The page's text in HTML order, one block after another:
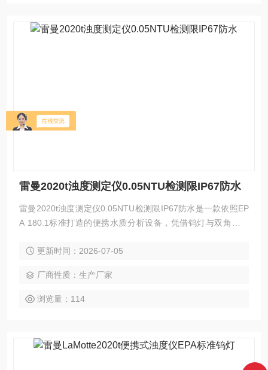
雷曼2020t浊度测定仪0.05NTU检测限IP67防水
雷曼2020t浊度测定仪0.05NTU检测限IP67防水是一款依照EP
A 180.1标准打造的便携水质分析设备，凭借钨灯与双角度光
仍能输出稳定读数。全机IP67密封设计与自动量程切换能力，
更新时间：2026-07-05
厂商性质：生产厂家
浏览量：114